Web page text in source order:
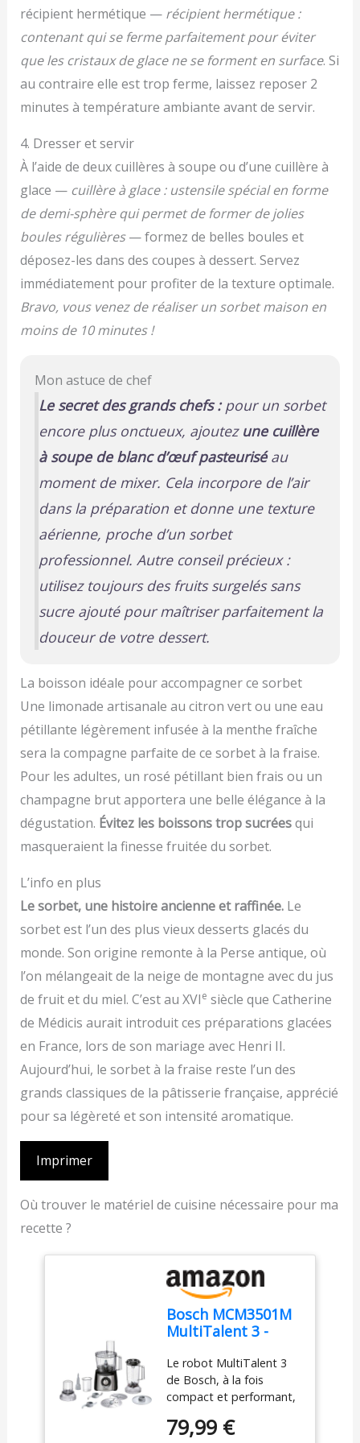
récipient hermétique — récipient hermétique :
contenant qui se ferme parfaitement pour éviter
que les cristaux de glace ne se forment en surface. Si
au contraire elle est trop ferme, laissez reposer 2
minutes à température ambiante avant de servir.
4. Dresser et servir
À l’aide de deux cuillères à soupe ou d’une cuillère à
glace — cuillère à glace : ustensile spécial en forme
de demi-sphère qui permet de former de jolies
boules régulières— formez de belles boules et
déposez-les dans des coupes à dessert. Servez
immédiatement pour profiter de la texture optimale.
Bravo, vous venez de réaliser un sorbet maison en
moins de 10 minutes !
Mon astuce de chef
Le secret des grands chefs :pour un sorbet
encore plus onctueux, ajoutez une cuillère
à soupe de blanc d’œuf pasteuriséau
moment de mixer. Cela incorpore de l’air
dans la préparation et donne une texture
aérienne, proche d’un sorbet
professionnel. Autre conseil précieux :
utilisez toujours des fruits surgeléssans
sucre ajoutépour maîtriser parfaitement la
douceur de votre dessert.
La boisson idéale pour accompagner ce sorbet
Une limonade artisanale au citron vert ou une eau
pétillante légèrement infusée à la menthe fraîche
sera la compagne parfaite de ce sorbet à la fraise.
Pour les adultes, un rosé pétillant bien frais ou un
champagne brut apportera une belle élégance à la
dégustation. Évitez les boissons trop sucréesqui
masqueraient la finesse fruitée du sorbet.
L’info en plus
Le sorbet, une histoire ancienne et raffinée.Le
sorbet est l’un des plus vieux desserts glacés du
monde. Son origine remonte à la Perse antique, où
l’on mélangeait de la neige de montagne avec du jus
de fruit et du miel. C’est au XVIe siècle que Catherine
de Médicis aurait introduit ces préparations glacées
en France, lors de son mariage avec Henri II.
Aujourd’hui, le sorbet à la fraise reste l’un des
grands classiques de la pâtisserie française, apprécié
pour sa légèreté et son intensité aromatique.
Imprimer
Où trouver le matériel de cuisine nécessaire pour ma
recette ?
Bosch MCM3501M
MultiTalent 3 -
Puissant moteur,
Blender
Le robot MultiTalent 3
de Bosch, à la fois
compact et performant,
électroménager qui vous
79,99 €